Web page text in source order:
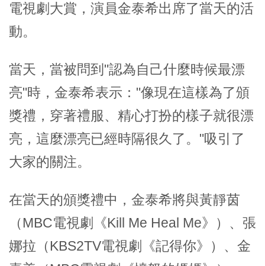
電視劇大賞，演員金泰希出席了當天的活
動。
當天，當被問到"認為自己什麼時候最漂
亮"時，金泰希表示："像現在這樣為了頒
獎禮，穿著禮服、精心打扮的樣子就很漂
亮，這麼漂亮已經時隔很久了。"吸引了
大家的關注。
在當天的頒獎禮中，金泰希將與黃靜茵
（MBC電視劇《Kill Me Heal Me》）、張
娜拉（KBS2TV電視劇《記得你》）、金